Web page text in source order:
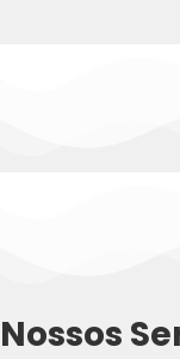
Nossos